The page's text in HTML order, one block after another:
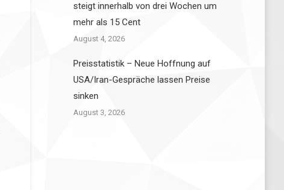
steigt innerhalb von drei Wochen um
mehr als 15 Cent
August 4, 2026
Preisstatistik – Neue Hoffnung auf
USA/Iran-Gespräche lassen Preise
sinken
August 3, 2026